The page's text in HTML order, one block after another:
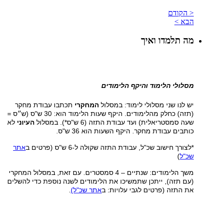
< הקודם
הבא >
מה תלמדו ואיך
מסלולי הלימוד והיקף הלימודים
יש לנו שני מסלולי לימוד: במסלול המחקרי תכתבו עבודת מחקר
(תזה) כחלק מהלימודים. היקף שעות הלימוד הוא: 30 ש"ס (ש״ס =
שעה סמסטריאלית) ועד עבודת התזה (6 ש"ס*). במסלול
העיוני לא
כותבים עבודת מחקר. היקף השעות הוא 36 ש"ס.
*לצורך חישוב שכ"ל, עבודת התזה שקולה ל-6 ש"ס (פרטים ב
אתר
שכ"ל)
משך הלימודים: שנתיים – 4 סמסטרים. עם זאת, במסלול המחקרי
(עם תזה), ייתכן שתמשיכו את הלימודים לשנה נוספת כדי להשלים
את התזה (פרטים לגבי עלויות: באתר שכ"ל).